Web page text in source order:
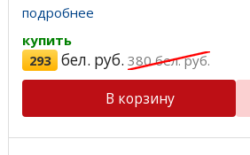
подробнее
купить
293 бел. руб. 380бел. руб.
В корзину